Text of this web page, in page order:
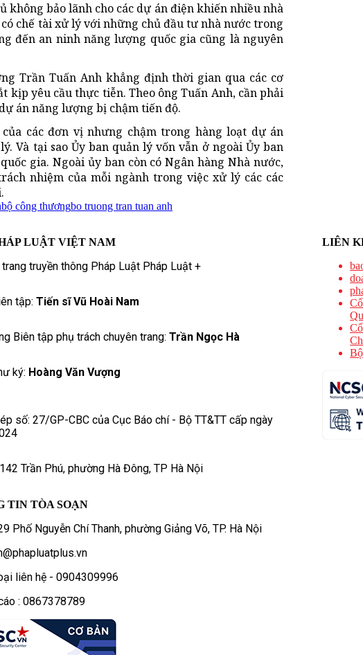
bảo lãnh cho các dự án điện khiến nhiều nhà
chế tài xử lý với những chủ đầu tư nhà nước trong
đến an ninh năng lượng quốc gia cũng là nguyên
Trần Tuấn Anh khẳng định thời gian qua các cơ
kịp yêu cầu thực tiễn. Theo ông Tuấn Anh, cần phải
án năng lượng bị chậm tiến độ.
các đơn vị nhưng chậm trong hàng loạt dự án
Và tại sao Ủy ban quản lý vốn vẫn ở ngoài Ủy ban
gia. Ngoài ủy ban còn có Ngân hàng Nhà nước,
nhiệm của mỗi ngành trong việc xử lý các các
bộ công thươngbo truong tran tuan anh
LUẬT VIỆT NAM
trang truyền thông Pháp Luật Pháp Luật +
tập: Tiến sĩ Vũ Hoài Nam
Biên tập phụ trách chuyên trang: Trần Ngọc Hà
ký: Hoàng Văn Vượng
số: 27/GP-CBC của Cục Báo chí - Bộ TT&TT cấp ngày
Trần Phú, phường Hà Đông, TP Hà Nội
TIN TÒA SOẠN
Phố Nguyễn Chí Thanh, phường Giảng Võ, TP. Hà Nội
liên hệ - 0904309996
: 0867378789
LIÊN